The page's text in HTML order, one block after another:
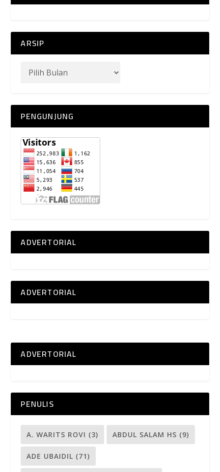
ARSIP
PENGUNJUNG
ADVERTORIAL
ADVERTORIAL
ADVERTORIAL
PENULIS
A. WARITS ROVI (3) ABDUL SALAM HS (9)
ADE UBAIDIL (71)